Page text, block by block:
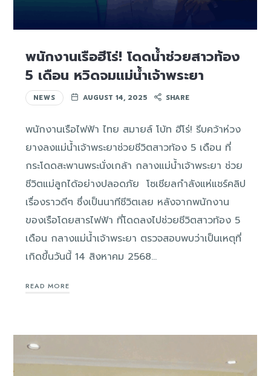
พนักงานเรือฮีโร่! โดดน้ำช่วยสาวท้อง
5 เดือน หวิดจมแม่น้ำเจ้าพระยา
NEWS AUGUST 14, 2025 SHARE
พนักงานเรือไฟฟ้า ไทย สมายล์ โบ้ท ฮีโร่! รีบคว้าห่วง
ยางลงแม่น้ำเจ้าพระยาช่วยชีวิตสาวท้อง 5 เดือน ที่
กระโดดสะพานพระนั่งเกล้า กลางแม่น้ำเจ้าพระยา ช่วย
ชีวิตแม่ลูกได้อย่างปลอดภัย โซเชียลกำลังแห่แชร์คลิป
เรื่องราวดีๆ ซึ่งเป็นนาทีชีวิตเลย หลังจากพนักงาน
ของเรือโดยสารไฟฟ้า ที่โดดลงไปช่วยชีวิตสาวท้อง 5
เดือน กลางแม่น้ำเจ้าพระยา ตรวจสอบพบว่าเป็นเหตุที่
เกิดขึ้นวันนี้ 14 สิงหาคม 2568…
READ MORE